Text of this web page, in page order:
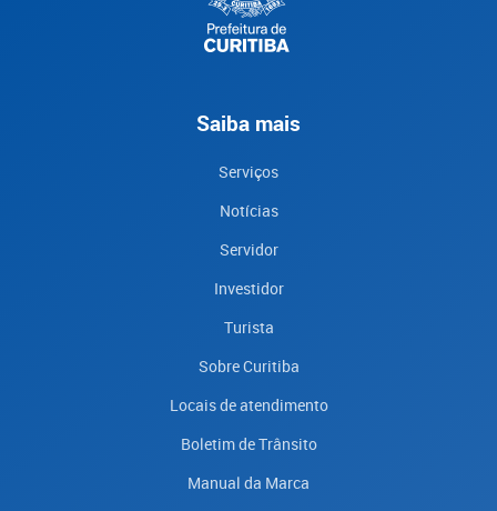
Saiba mais
Serviços
Notícias
Servidor
Investidor
Turista
Sobre Curitiba
Locais de atendimento
Boletim de Trânsito
Manual da Marca